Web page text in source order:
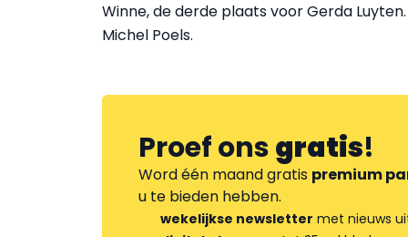
Winne, de derde plaats voor Gerda
Michel Poels.
Proef onsgratis!
Word één maand gratis premium
u te bieden hebben.
wekelijkse newsletter met nieuws